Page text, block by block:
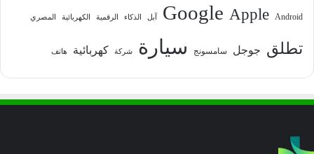
Android
Apple
Google آبل الذكاء الرقمية الكهربائية المصري
تطلق جوجل سامسونج سيارة شركة كهربائية هاتف